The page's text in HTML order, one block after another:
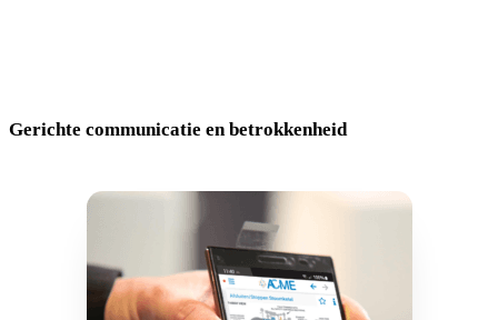
Gerichte communicatie en betrokkenheid